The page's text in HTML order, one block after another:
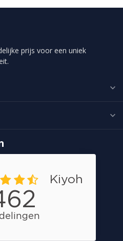
prijs voor een uniek